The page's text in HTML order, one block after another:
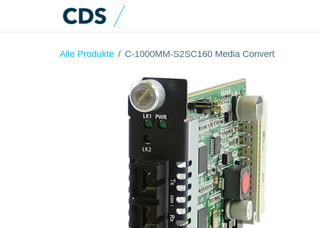
Zum Inhalt springen
Alle Produkte C-1000MM-S2SC160 Media Convert